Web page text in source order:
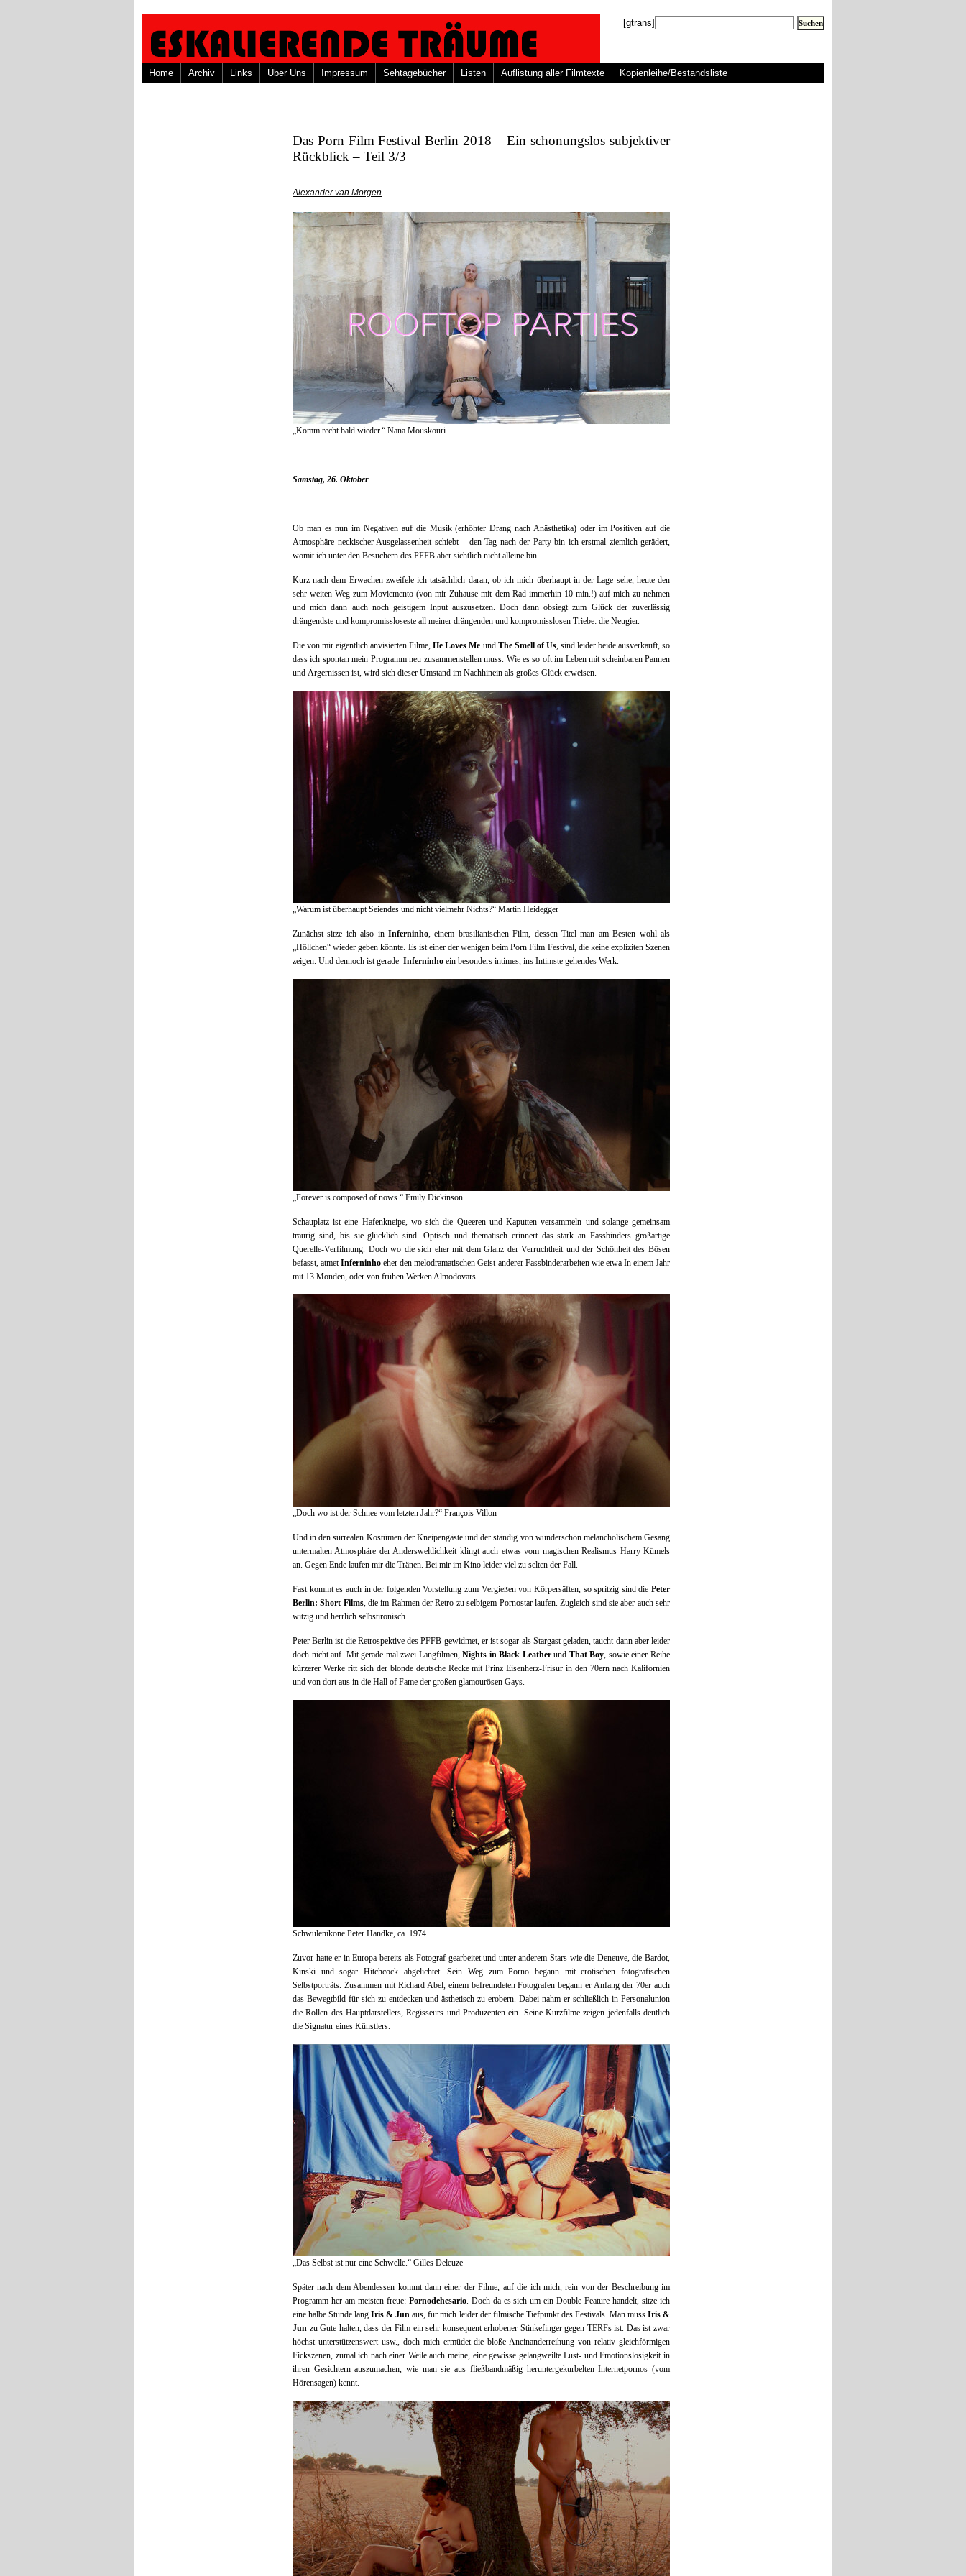
[gtrans]
Home Archiv Links Über Uns Impressum Sehtagebücher Listen Auflistung aller Filmtexte Kopienleihe/Bestandsliste
Das Porn Film Festival Berlin 2018 – Ein schonungslos subjektiver
Rückblick – Teil 3/3
Alexander van Morgen
„Komm recht bald wieder.“ Nana Mouskouri
Samstag, 26. Oktober
Ob man es nun im Negativen auf die Musik (erhöhter Drang nach Anästhetika) oder im Positiven auf die
Atmosphäre neckischer Ausgelassenheit schiebt – den Tag nach der Party bin ich erstmal ziemlich gerädert,
womit ich unter den Besuchern des PFFB aber sichtlich nicht alleine bin.
Kurz nach dem Erwachen zweifele ich tatsächlich daran, ob ich mich überhaupt in der Lage sehe, heute den
sehr weiten Weg zum Moviemento (von mir Zuhause mit dem Rad immerhin 10 min.!) auf mich zu nehmen
und mich dann auch noch geistigem Input auszusetzen. Doch dann obsiegt zum Glück der zuverlässig
drängendste und kompromissloseste all meiner drängenden und kompromisslosen Triebe: die Neugier.
Die von mir eigentlich anvisierten Filme,He Loves Me und The Smell of Us, sind leider beide ausverkauft, so
dass ich spontan mein Programm neu zusammenstellen muss. Wie es so oft im Leben mit scheinbaren Pannen
und Ärgernissen ist, wird sich dieser Umstand im Nachhinein als großes Glück erweisen.
„Warum ist überhaupt Seiendes und nicht vielmehr Nichts?“ Martin Heidegger
Zunächst sitze ich also in Inferninho, einem brasilianischen Film, dessen Titel man am Besten wohl als
„Höllchen“ wieder geben könnte. Es ist einer der wenigen beim Porn Film Festival, die keine expliziten Szenen
zeigen. Und dennoch ist gerade Inferninho ein besonders intimes, ins Intimste gehendes Werk.
„Forever is composed of nows.“ Emily Dickinson
Schauplatz ist eine Hafenkneipe, wo sich die Queeren und Kaputten versammeln und solange gemeinsam
traurig sind, bis sie glücklich sind. Optisch und thematisch erinnert das stark an Fassbinders großartige
Querelle-Verfilmung. Doch wo die sich eher mit dem Glanz der Verruchtheit und der Schönheit des Bösen
befasst, atmetInferninho eher den melodramatischen Geist anderer Fassbinderarbeiten wie etwa In einem Jahr
mit 13 Monden, oder von frühen Werken Almodovars.
„Doch wo ist der Schnee vom letzten Jahr?“ François Villon
Und in den surrealen Kostümen der Kneipengäste und der ständig von wunderschön melancholischem Gesang
untermalten Atmosphäre der Andersweltlichkeit klingt auch etwas vom magischen Realismus Harry Kümels
an. Gegen Ende laufen mir die Tränen. Bei mir im Kino leider viel zu selten der Fall.
Fast kommt es auch in der folgenden Vorstellung zum Vergießen von Körpersäften, so spritzig sind die Peter
Berlin: Short Films, die im Rahmen der Retro zu selbigem Pornostar laufen. Zugleich sind sie aber auch sehr
witzig und herrlich selbstironisch.
Peter Berlin ist die Retrospektive des PFFB gewidmet, er ist sogar als Stargast geladen, taucht dann aber leider
doch nicht auf. Mit gerade mal zwei Langfilmen,Nights in Black Leatherund That Boy, sowie einer Reihe
kürzerer Werke ritt sich der blonde deutsche Recke mit Prinz Eisenherz-Frisur in den 70ern nach Kalifornien
und von dort aus in die Hall of Fame der großen glamourösen Gays.
Schwulenikone Peter Handke, ca. 1974
Zuvor hatte er in Europa bereits als Fotograf gearbeitet und unter anderem Stars wie die Deneuve, die Bardot,
Kinski und sogar Hitchcock abgelichtet. Sein Weg zum Porno begann mit erotischen fotografischen
Selbstporträts. Zusammen mit Richard Abel, einem befreundeten Fotografen begann er Anfang der 70er auch
das Bewegtbild für sich zu entdecken und ästhetisch zu erobern. Dabei nahm er schließlich in Personalunion
die Rollen des Hauptdarstellers, Regisseurs und Produzenten ein. Seine Kurzfilme zeigen jedenfalls deutlich
die Signatur eines Künstlers.
„Das Selbst ist nur eine Schwelle.“ Gilles Deleuze
Später nach dem Abendessen kommt dann einer der Filme, auf die ich mich, rein von der Beschreibung im
Programm her am meisten freue: Pornodehesario. Doch da es sich um ein Double Feature handelt, sitze ich
eine halbe Stunde langIris & Jun aus, für mich leider der filmische Tiefpunkt des Festivals. Man muss Iris &
Jun zu Gute halten, dass der Film ein sehr konsequent erhobener Stinkefinger gegen TERFs ist. Das ist zwar
höchst unterstützenswert usw., doch mich ermüdet die bloße Aneinanderreihung von relativ gleichförmigen
Fickszenen, zumal ich nach einer Weile auch meine, eine gewisse gelangweilte Lust- und Emotionslosigkeit in
ihren Gesichtern auszumachen, wie man sie aus fließbandmäßig heruntergekurbelten Internetpornos (vom
Hörensagen) kennt.